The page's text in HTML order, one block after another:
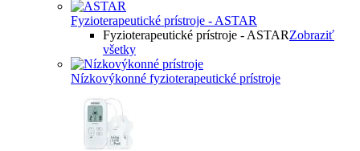
Fyzioterapeutické prístroje - ASTAR
Fyzioterapeutické prístroje - ASTARZobraziť
všetky
Nízkovýkonné fyzioterapeutické prístroje